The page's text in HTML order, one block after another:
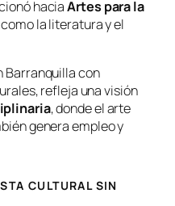
haciaArtes para la
la literatura y el
Barranquilla con
refleja una visión
, donde el arte
genera empleo y
CULTURAL SIN